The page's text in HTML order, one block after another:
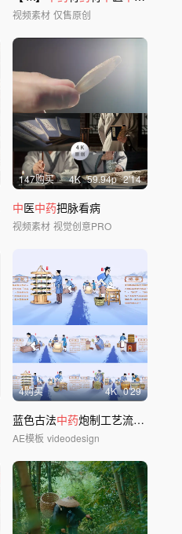
视频素材 仅售原创
医药材特写
147购买 4K 59.94p 2'14
中医中药把脉看病
视频素材 视觉创意PRO
4购买 4K 0'29
蓝色古法中药炮制工艺流程AE模版
AE模板 videodesign